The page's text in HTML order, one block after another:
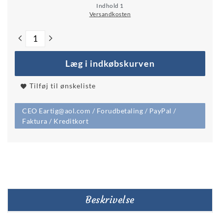
Indhold 1
Versandkosten
Læg i indkøbskurven
Tilføj til ønskeliste
CEO Eartig@aol.com / Forudbetaling / PayPal /
Faktura / Kreditkort
Beskrivelse